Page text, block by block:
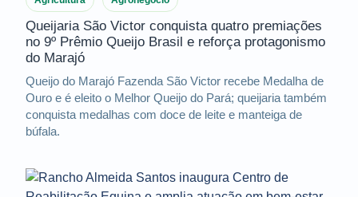
Queijaria São Victor conquista quatro premiações
no 9º Prêmio Queijo Brasil e reforça protagonismo
do Marajó
Queijo do Marajó Fazenda São Victor recebe Medalha de
Ouro e é eleito o Melhor Queijo do Pará; queijaria também
conquista medalhas com doce de leite e manteiga de
búfala.